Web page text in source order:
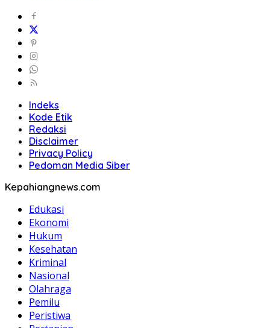
Indeks
Kode Etik
Redaksi
Disclaimer
Privacy Policy
Pedoman Media Siber
Kepahiangnews.com
Edukasi
Ekonomi
Hukum
Kesehatan
Kriminal
Nasional
Olahraga
Pemilu
Peristiwa